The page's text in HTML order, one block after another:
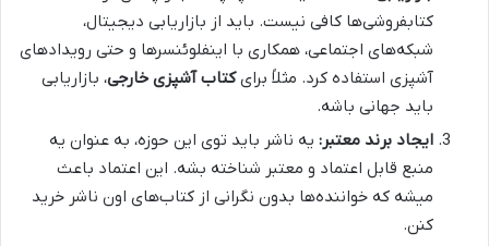
کتابفروشی‌ها کافی نیست. باید از بازاریابی دیجیتال،
شبکه‌های اجتماعی، همکاری با اینفلوئنسرها و حتی رویدادهای
آشپزی استفاده کرد. مثلاً برایکتاب آشپزی خارجی، بازاریابی
باید جهانی باشه.
ایجاد برند معتبر: یه ناشر باید توی این حوزه، به عنوان یه
منبع قابل اعتماد و معتبر شناخته بشه. این اعتماد باعث
میشه که خواننده‌ها بدون نگرانی از کتاب‌های اون ناشر خرید
کنن.